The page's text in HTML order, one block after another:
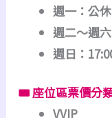
週一：公休
週二～週
週日：
🎟 座位區票價分
VVIP